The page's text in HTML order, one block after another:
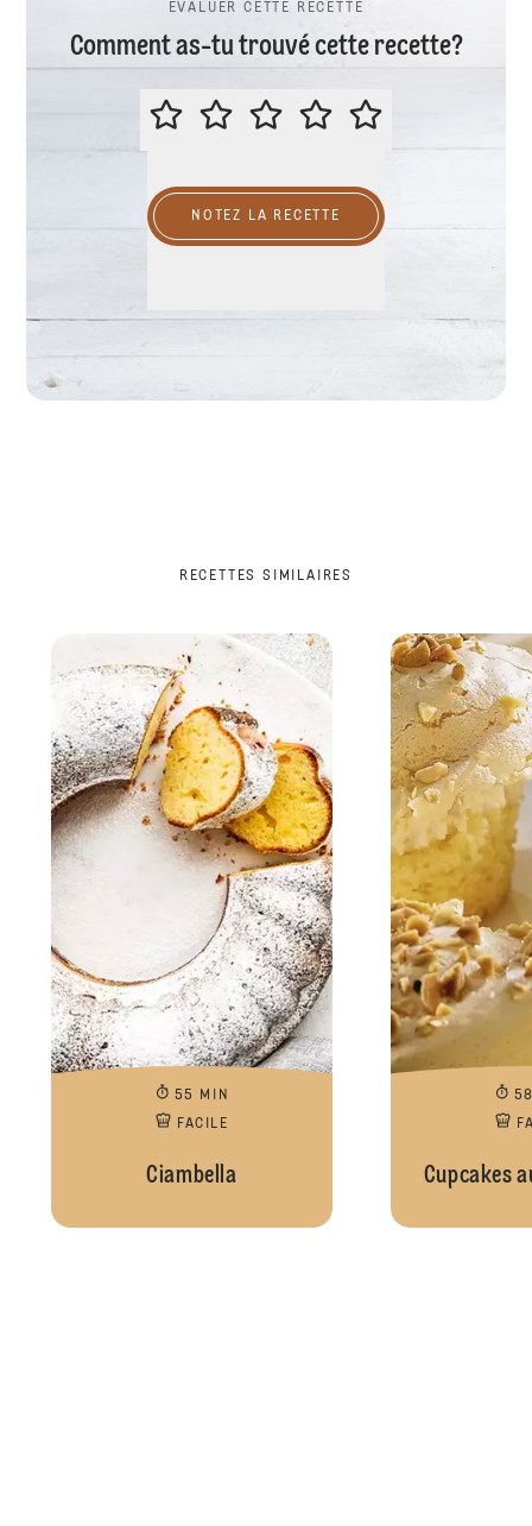
ÉVALUER CETTE RECETTE
Comment as-tu trouvé cette recette?
ÉVALUER CETTE RECETTE
NOTEZ LA RECETTE
RECETTES SIMILAIRES
55 MIN
FACILE
Ciambella Cupcakes